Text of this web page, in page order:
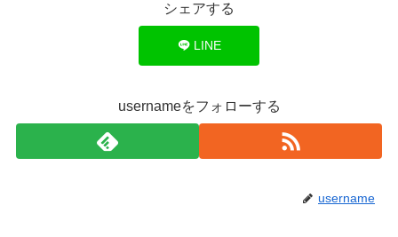
シェアする
LINE
usernameをフォローする
username